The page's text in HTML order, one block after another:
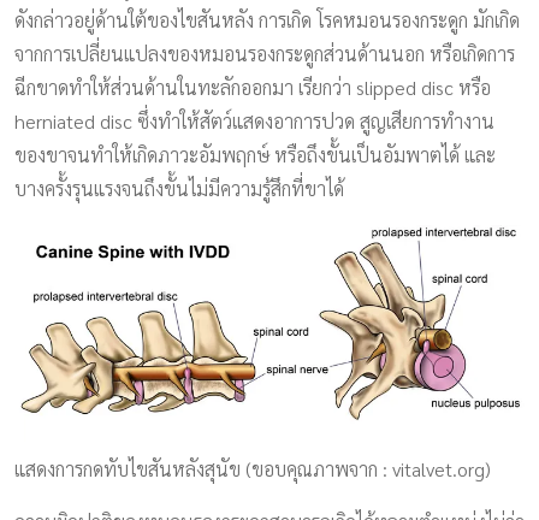
ดังกล่าวอยู่ด้านใต้ของไขสันหลัง การเกิด โรคหมอนรองกระดูก มักเกิด
จากการเปลี่ยนแปลงของหมอนรองกระดูกส่วนด้านนอก หรือเกิดการ
ฉีกขาดทำให้ส่วนด้านในทะลักออกมา เรียกว่า slipped disc หรือ
herniated disc ซึ่งทำให้สัตว์แสดงอาการปวด สูญเสียการทำงาน
ของขาจนทำให้เกิดภาวะอัมพฤกษ์ หรือถึงขั้นเป็นอัมพาตได้ และ
บางครั้งรุนแรงจนถึงขั้นไม่มีความรู้สึกที่ขาได้
แสดงการกดทับไขสันหลังสุนัข (ขอบคุณภาพจาก : vitalvet.org)